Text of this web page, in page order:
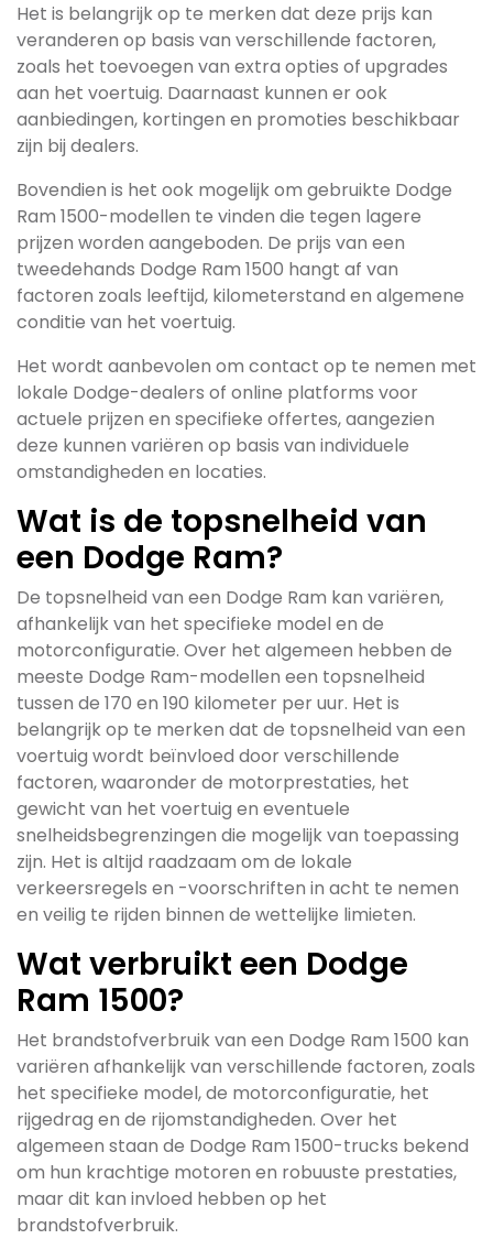
Het is belangrijk op te merken dat deze prijs kan
veranderen op basis van verschillende factoren,
zoals het toevoegen van extra opties of upgrades
aan het voertuig. Daarnaast kunnen er ook
aanbiedingen, kortingen en promoties beschikbaar
zijn bij dealers.
Bovendien is het ook mogelijk om gebruikte Dodge
Ram 1500-modellen te vinden die tegen lagere
prijzen worden aangeboden. De prijs van een
tweedehands Dodge Ram 1500 hangt af van
factoren zoals leeftijd, kilometerstand en algemene
conditie van het voertuig.
Het wordt aanbevolen om contact op te nemen met
lokale Dodge-dealers of online platforms voor
actuele prijzen en specifieke offertes, aangezien
deze kunnen variëren op basis van individuele
omstandigheden en locaties.
Wat is de topsnelheid van
een Dodge Ram?
De topsnelheid van een Dodge Ram kan variëren,
afhankelijk van het specifieke model en de
motorconfiguratie. Over het algemeen hebben de
meeste Dodge Ram-modellen een topsnelheid
tussen de 170 en 190 kilometer per uur. Het is
belangrijk op te merken dat de topsnelheid van een
voertuig wordt beïnvloed door verschillende
factoren, waaronder de motorprestaties, het
gewicht van het voertuig en eventuele
snelheidsbegrenzingen die mogelijk van toepassing
zijn. Het is altijd raadzaam om de lokale
verkeersregels en -voorschriften in acht te nemen
en veilig te rijden binnen de wettelijke limieten.
Wat verbruikt een Dodge
Ram 1500?
Het brandstofverbruik van een Dodge Ram 1500 kan
variëren afhankelijk van verschillende factoren, zoals
het specifieke model, de motorconfiguratie, het
rijgedrag en de rijomstandigheden. Over het
algemeen staan de Dodge Ram 1500-trucks bekend
om hun krachtige motoren en robuuste prestaties,
maar dit kan invloed hebben op het
brandstofverbruik.